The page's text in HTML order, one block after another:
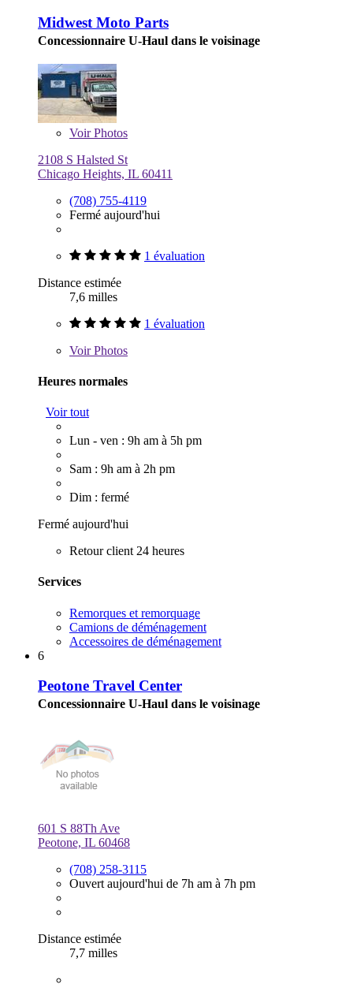
Midwest Moto Parts
Concessionnaire U-Haul dans le voisinage
VoirPhotos
2108 S Halsted St
Chicago Heights, IL 60411
(708) 755-4119
Fermé aujourd'hui
1 évaluation
Distance estimée
7,6 milles
1 évaluation
VoirPhotos
Heures normales
Voir tout
Lun - ven : 9h am à 5h pm
Sam : 9h am à 2h pm
Dim : fermé
Fermé aujourd'hui
Retour client 24 heures
Services
Remorques et remorquage
Camions de déménagement
Accessoires de déménagement
6
Peotone Travel Center
Concessionnaire U-Haul dans le voisinage
601 S 88Th Ave
Peotone, IL 60468
(708) 258-3115
Ouvert aujourd'hui de 7h am à 7h pm
Distance estimée
7,7 milles